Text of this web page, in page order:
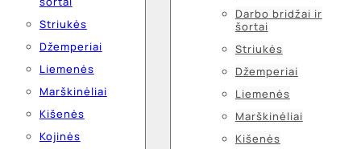
Striukės
Džemperiai
Liemenės
Marškinėliai
Kišenės
Kojinės
Darbo bridžai ir
šortai
Striukės
Džemperiai
Liemenės
Marškinėliai
Kišenės